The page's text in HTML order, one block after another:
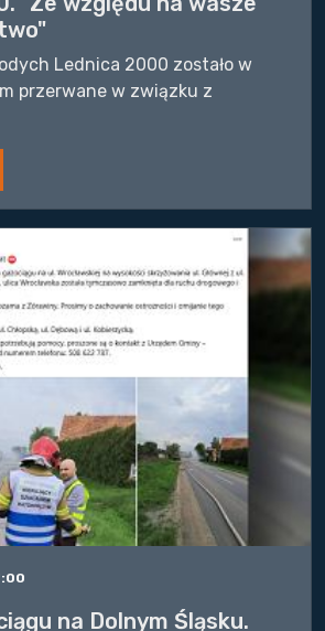
Lednica 2000 zostało w
przerwane w związku z
na Dolnym Śląsku.